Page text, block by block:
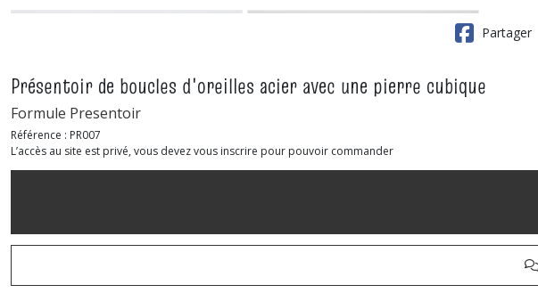
Partager
Présentoir de boucles d'oreilles acier avec une pierre cubique
Formule Presentoir
Référence : PR007
L’accès au site est privé, vous devez vous inscrire pour pouvoir commander